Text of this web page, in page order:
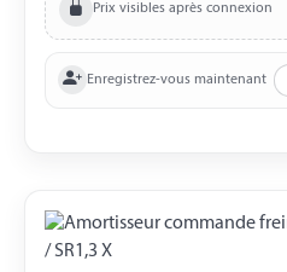
Prix visibles après connexion
Enregistrez-vous maintenant